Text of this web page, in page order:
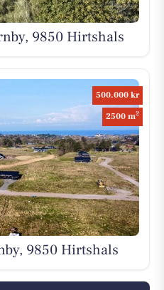
9850 Hirtshals
500.000 kr
2500 m2
9850 Hirtshals